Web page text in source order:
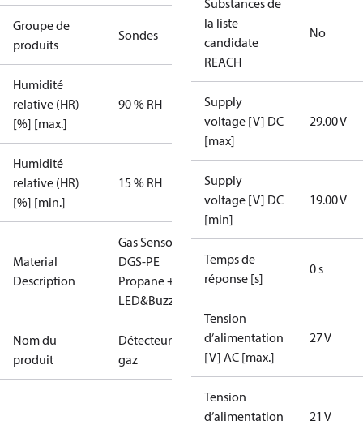
Groupe de
produits
Sondes
Humidité
relative (HR)
[%] [max.]
90 % RH
Humidité
relative (HR)
[%] [min.]
15 % RH
Material
Description
Gas Sensor -
DGS-PE
Propane +
LED&Buzz
Nom du
produit
Détecteur de
gaz
Substances de
la liste
candidate
REACH
No
Supply
voltage [V] DC
[max]
29.00 V
Supply
voltage [V] DC
[min]
19.00 V
Temps de
réponse [s]
0 s
Tension
d’alimentation
[V] AC [max.]
27 V
Tension
d’alimentation
21 V